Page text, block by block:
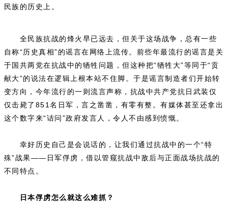
民族的历史上。
全民族抗战的烽火早已远去，但关于这场战争，总有一些
自称“历史真相”的谣言在网络上流传。前些年最流行的谣言是关
于国共两党在抗战中的牺牲问题，但这种把“牺牲大”等同于“贡
献大”的说法在逻辑上根本站不住脚。于是谣言制造者们开始转
变方向，今年流行的一则流言声称，抗战中共产党抗日武装仅
仅击毙了851名日军，言之凿凿，有零有整。有媒体甚至还拿出
这个数字来“诘问”政府发言人，令人不由感到愤慨。
幸好历史自己是会说话的，让我们通过抗战中的一个“特
殊”战果——日军俘虏，借以管窥抗战中敌后与正面战场抗战的
不同特点。
日本俘虏怎么就这么难抓？